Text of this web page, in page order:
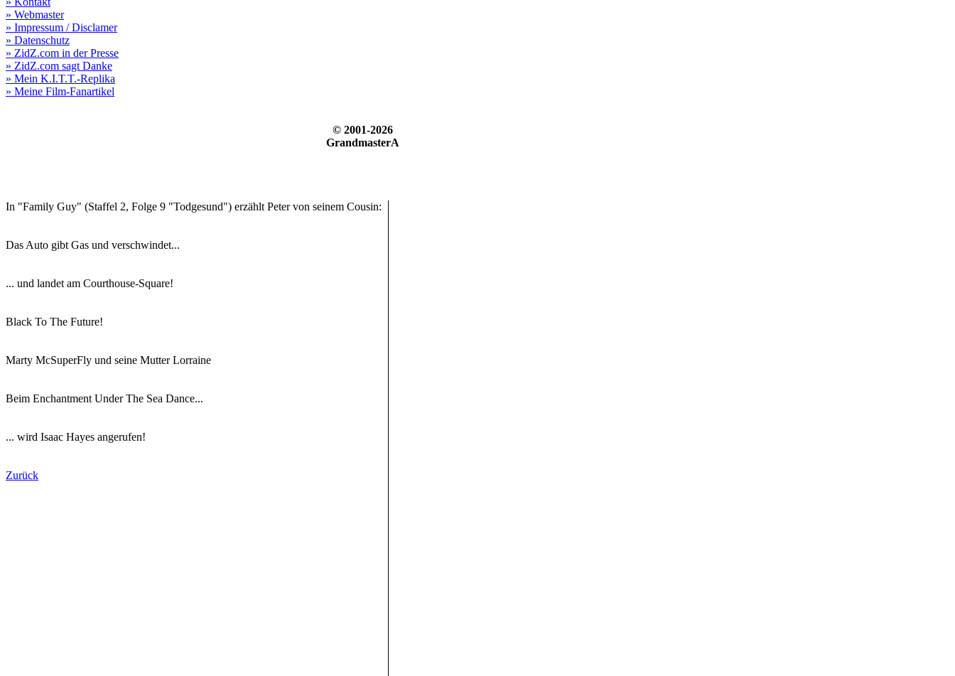
» Webmaster
» Impressum / Disclamer
» Datenschutz
» ZidZ.com in der Presse
» ZidZ.com sagt Danke
» Mein K.I.T.T.-Replika
» Meine Film-Fanartikel
© 2001-2026
GrandmasterA
In "Family Guy" (Staffel 2, Folge 9 "Todgesund") erzählt Peter von seinem Cousin:
Das Auto gibt Gas und verschwindet...
... und landet am Courthouse-Square!
Black To The Future!
Marty McSuperFly und seine Mutter Lorraine
Beim Enchantment Under The Sea Dance...
... wird Isaac Hayes angerufen!
Zurück